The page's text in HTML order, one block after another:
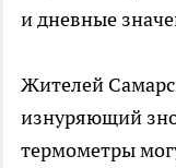
и дневные
Жителей
изнуряющий
термометры